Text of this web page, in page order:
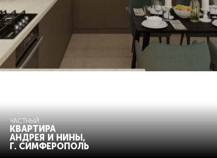
ЧАСТНЫЙ
КВАРТИРА
АНДРЕЯ И НИНЫ,
Г. СИМФЕРОПОЛЬ